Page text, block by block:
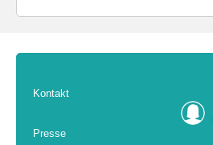
Kontakt
Presse